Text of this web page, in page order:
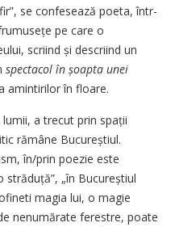
se confesează poeta, într-
pe care o
scriind și descriind un
spectacol în șoapta unei
amintirilor în floare.
a trecut prin spații
rămâne Bucureștiul.
în/prin poezie este
străduță”, „în Bucu­reș­tiul
magia lui, o magie
nenumărate ferestre, poate